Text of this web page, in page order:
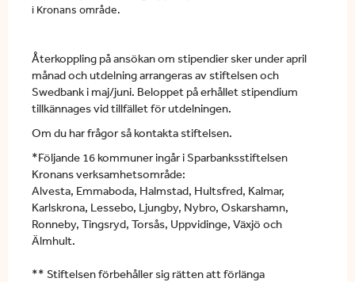
i Kronans område.
Återkoppling på ansökan om stipendier sker under april
månad och utdelning arrangeras av stiftelsen och
Swedbank i maj/juni. Beloppet på erhållet stipendium
tillkännages vid tillfället för utdelningen.
Om du har frågor så kontakta stiftelsen.
*Följande 16 kommuner ingår i Sparbanksstiftelsen
Kronans verksamhetsområde:
Alvesta, Emmaboda, Halmstad, Hultsfred, Kalmar,
Karlskrona, Lessebo, Ljungby, Nybro, Oskarshamn,
Ronneby, Tingsryd, Torsås, Uppvidinge, Växjö och
Älmhult.
** Stiftelsen förbehåller sig rätten att förlänga